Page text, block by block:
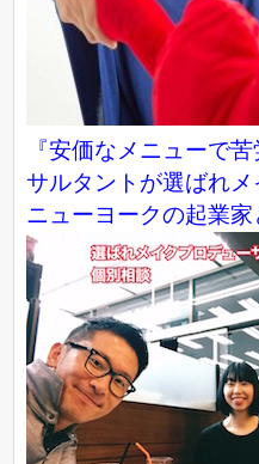
『安価なメニューで
サルタントが選ばれ
ニューヨークの起業家